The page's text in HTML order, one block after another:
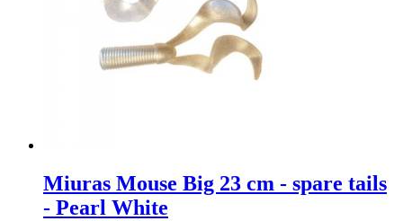
Miuras Mouse Big 23 cm - spare tails
- Pearl White